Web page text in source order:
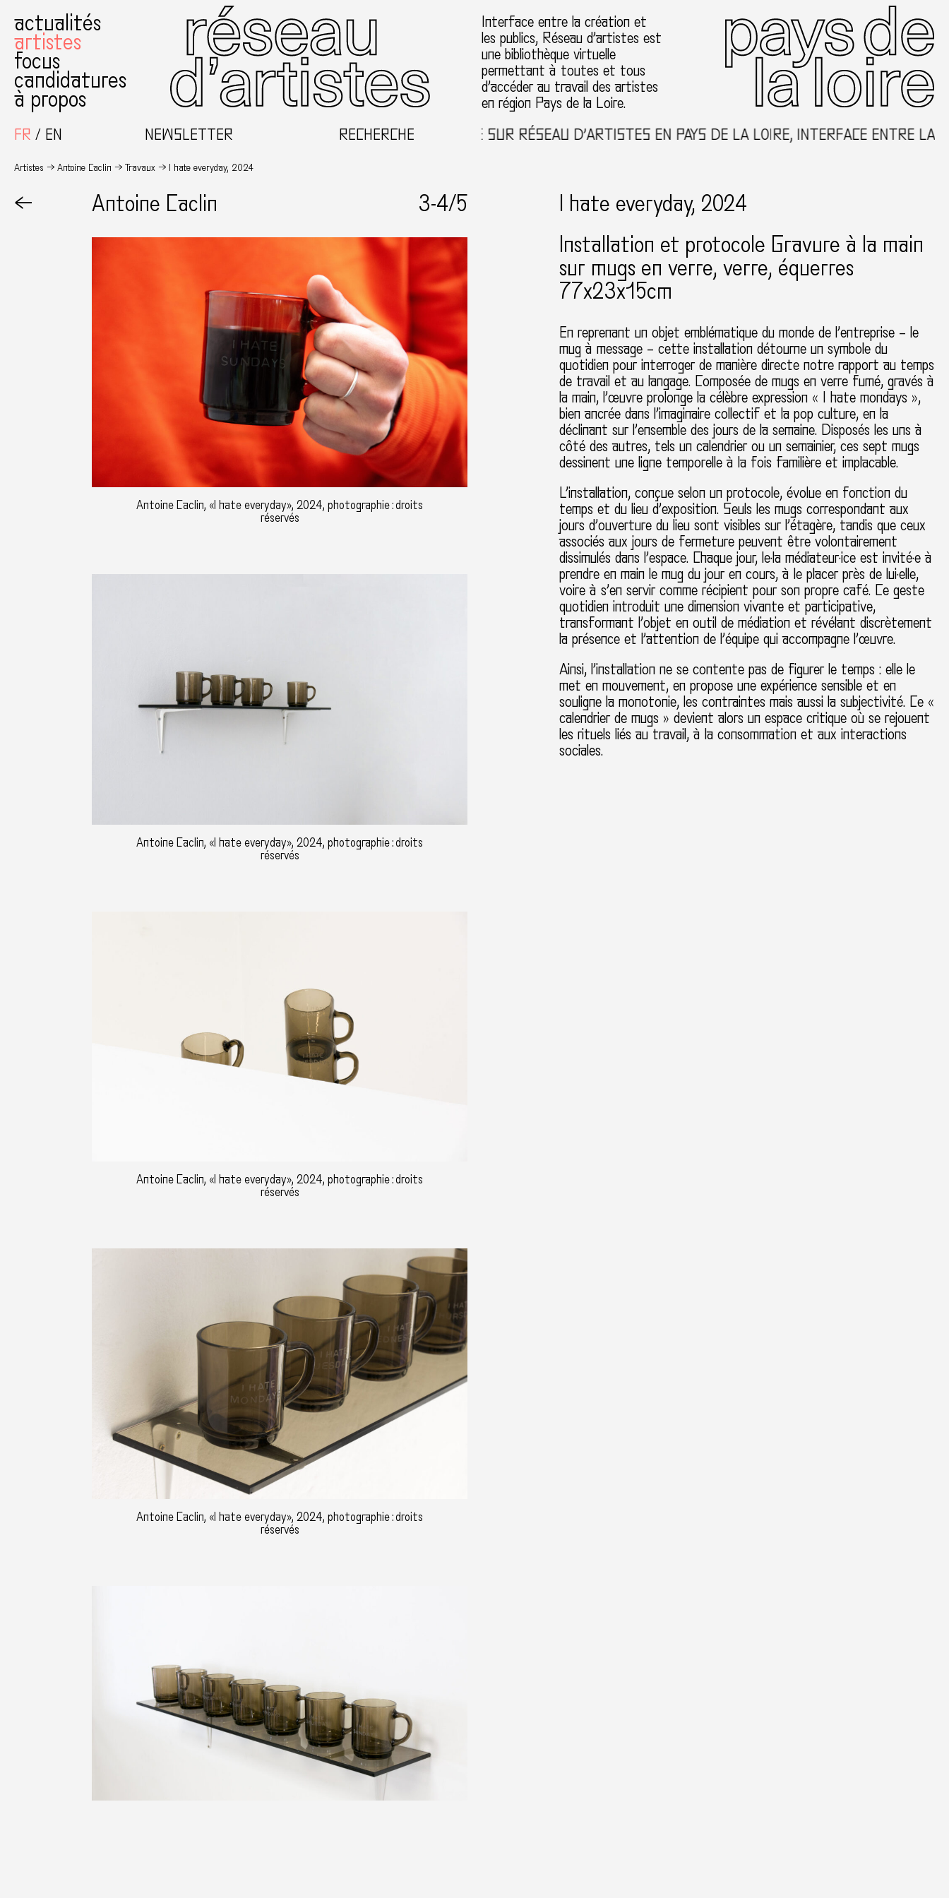
actualités
artistes
focus
candidatures
à propos
Interface entre la création et
les publics, Réseau d’artistes est
une bibliothèque virtuelle
permettant à toutes et tous
d’accéder au travail des artistes
en région Pays de la Loire.
FR
EN NEWSLETTER RECHERCHEBIENVENUE SUR RÉSEAU D’ARTISTES EN PAYS DE LA LOIRE, INTERFACE ENTRE LA
Artistes Antoine Caclin Travaux I hate everyday, 2024
← Antoine Caclin 3-4/5
Antoine Caclin, «I hate everyday», 2024, photographie : droits
réservés
Antoine Caclin, «I hate everyday», 2024, photographie : droits
réservés
Antoine Caclin, «I hate everyday», 2024, photographie : droits
réservés
Antoine Caclin, «I hate everyday», 2024, photographie : droits
réservés
I hate everyday, 2024
Installation et protocole Gravure à la main
sur mugs en verre, verre, équerres
77x23x15cm
En reprenant un objet emblématique du monde de l’entreprise – le
mug à message – cette installation détourne un symbole du
quotidien pour interroger de manière directe notre rapport au temps
de travail et au langage. Composée de mugs en verre fumé, gravés à
la main, l’œuvre prolonge la célèbre expression « I hate mondays »,
bien ancrée dans l’imaginaire collectif et la pop culture, en la
déclinant sur l’ensemble des jours de la semaine. Disposés les uns à
côté des autres, tels un calendrier ou un semainier, ces sept mugs
dessinent une ligne temporelle à la fois familière et implacable.
L’installation, conçue selon un protocole, évolue en fonction du
temps et du lieu d’exposition. Seuls les mugs correspondant aux
jours d’ouverture du lieu sont visibles sur l’étagère, tandis que ceux
associés aux jours de fermeture peuvent être volontairement
dissimulés dans l’espace. Chaque jour, le·la médiateur·ice est invité·e à
prendre en main le mug du jour en cours, à le placer près de lui·elle,
voire à s’en servir comme récipient pour son propre café. Ce geste
quotidien introduit une dimension vivante et participative,
transformant l’objet en outil de médiation et révélant discrètement
la présence et l’attention de l’équipe qui accompagne l’œuvre.
Ainsi, l’installation ne se contente pas de figurer le temps : elle le
met en mouvement, en propose une expérience sensible et en
souligne la monotonie, les contraintes mais aussi la subjectivité. Ce «
calendrier de mugs » devient alors un espace critique où se rejouent
les rituels liés au travail, à la consommation et aux interactions
sociales.